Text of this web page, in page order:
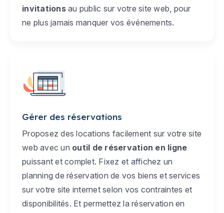
invitationsau public sur votre site web, pour
ne plus jamais manquer vos événements.
Gérer des réservations
Proposez des locations facilement sur votre site
web avec un outil de réservation en ligne
puissant et complet. Fixez et affichez un
planning de réservation de vos biens et services
sur votre site internet selon vos contraintes et
disponibilités. Et permettez la réservation en